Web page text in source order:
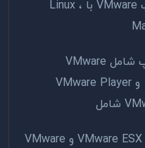
ارائه می دهد. نرم افزار دسکتاپ VMware با Linux ،
سازگار است. محصولات دسکتاپ شامل VMware
Workstation ،VMware Fusion و VMware Player
VMware ESX Server ، VMware ESXi Server و VMware